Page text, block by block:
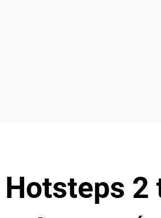
Hotsteps 2